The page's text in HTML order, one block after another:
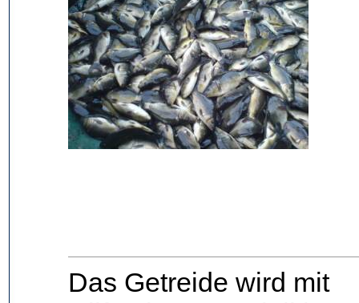
Das Getreide wird mit